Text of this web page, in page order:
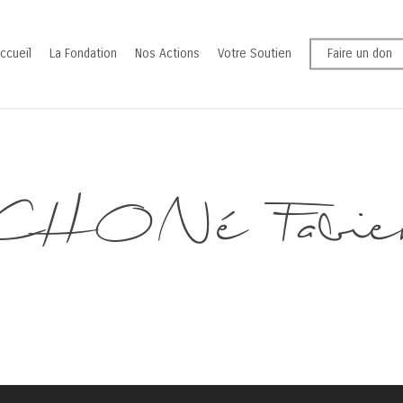
La Fondation Nos Actions Votre Soutien Faire un don